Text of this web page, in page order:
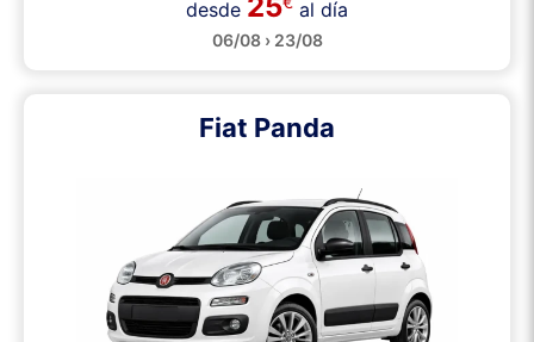
desde al día
06/08 › 23/08
Fiat Panda